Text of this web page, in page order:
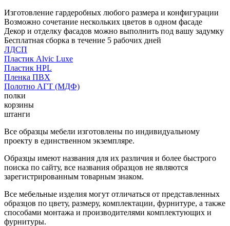
Изготовление гардеробных любого размера и конфигурации
Возможно сочетание нескольких цветов в одном фасаде
Декор и отделку фасадов можно выполнить под вашу задумку
Бесплатная сборка в течение 5 рабочих дней
ЛДСП
Пластик Alvic Luxe
Пластик HPL
Пленка ПВХ
Полотно АГТ (МДФ)
полки
корзины
штанги
Все образцы мебели изготовлены по индивидуальному
проекту в единственном экземпляре.
Образцы имеют названия для их различия и более быстрого
поиска по сайту, все названия образцов не являются
зарегистрированным товарным знаком.
Все мебельные изделия могут отличаться от представленных
образцов по цвету, размеру, комплектации, фурнитуре, а также
способами монтажа и производителями комплектующих и
фурнитуры.